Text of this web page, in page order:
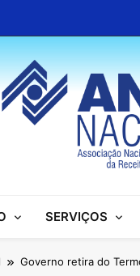
SERVIÇOS
Governo retira do